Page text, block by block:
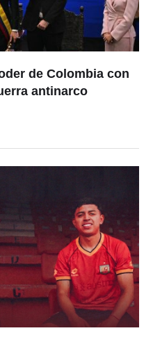
de Colombia con
antinarco